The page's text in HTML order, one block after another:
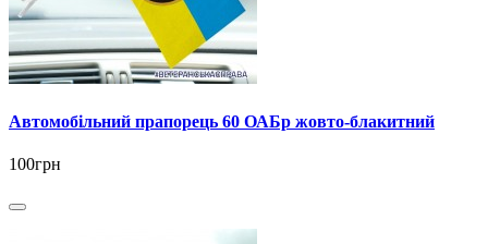
Автомобільний прапорець 60 ОАБр жовто-блакитний
100грн